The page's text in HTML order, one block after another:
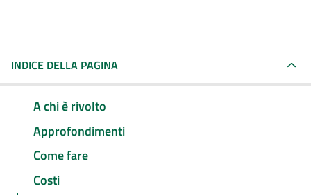
INDICE DELLA PAGINA
A chi è rivolto
Approfondimenti
Come fare
Costi